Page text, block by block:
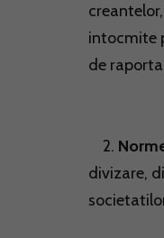
intocmite
de
2.
divizare,